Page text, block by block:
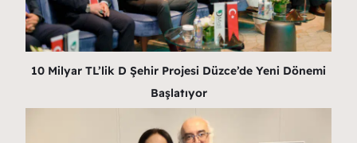
10 Milyar TL’lik D Şehir Projesi Düzce’de Yeni Dönemi
Başlatıyor